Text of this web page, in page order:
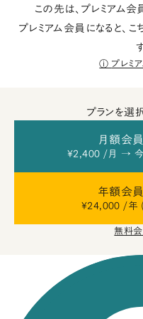
この先は、プレミアム会
プレミアム会員になると、
プレミ
プランを選
月額会
¥2,400 /月 → 今
年額会
¥24,000 /年
無料